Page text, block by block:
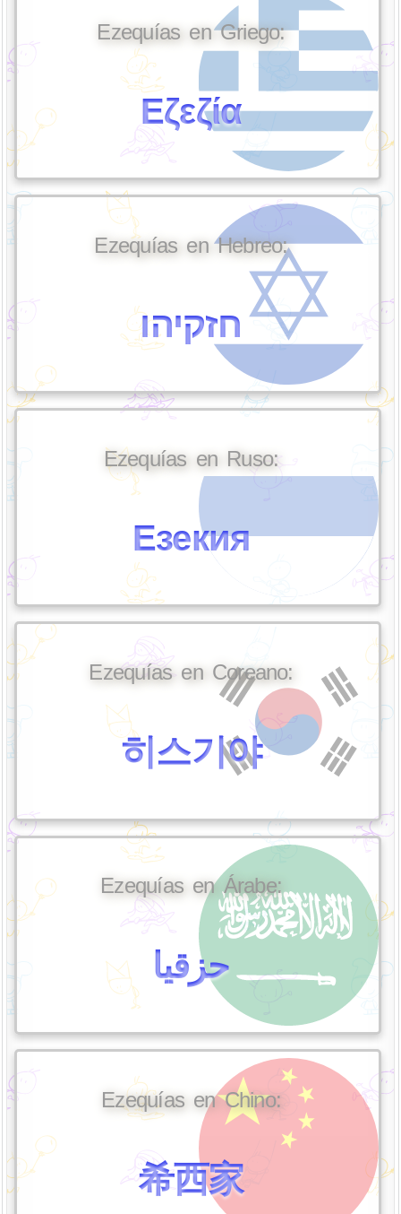
Ezequías en Griego:
Εζεζία
Ezequías en Hebreo:
חזקיהו
Ezequías en Ruso:
Езекия
Ezequías en Coreano:
히스기야
Ezequías en Árabe:
حزقيا
Ezequías en Chino:
希西家